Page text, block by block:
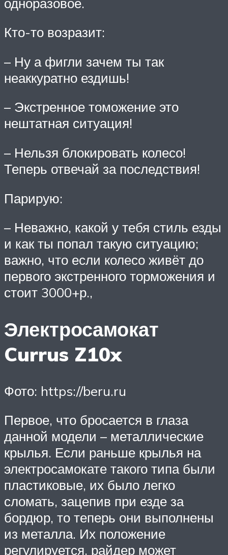
Кто-то возразит:
– Ну а фигли зачем ты так
неаккуратно ездишь!
– Экстренное томожение это
нештатная ситуация!
– Нельзя блокировать колесо!
Теперь отвечай за последствия!
Парирую:
– Неважно, какой у тебя стиль езды
и как ты попал такую ситуацию;
важно, что если колесо живёт до
первого экстренного торможения и
стоит 3000+р.,
Электросамокат
Currus Z10x
Фото: https://beru.ru
Первое, что бросается в глаза
данной модели – металлические
крылья. Если раньше крылья на
электросамокате такого типа были
пластиковые, их было легко
сломать, зацепив при езде за
бордюр, то теперь они выполнены
из металла. Их положение
регулируется, райдер может